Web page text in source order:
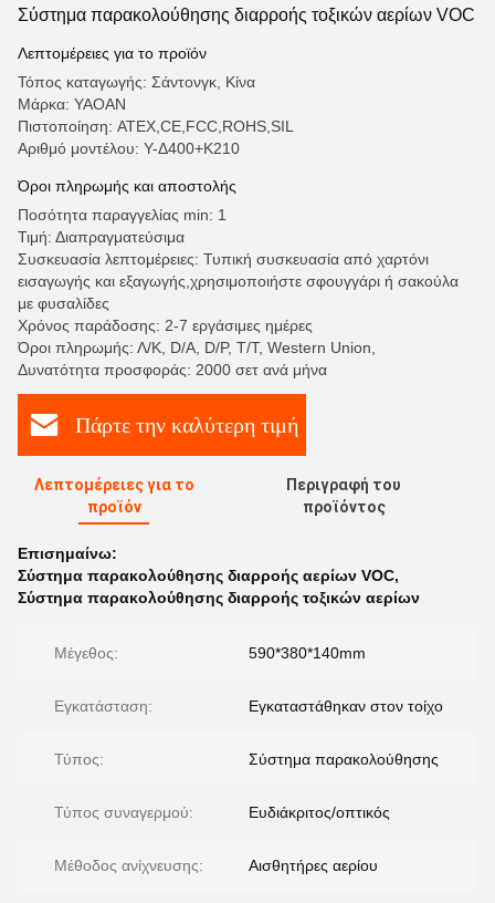
Σύστημα παρακολούθησης διαρροής τοξικών αερίων VOC
Λεπτομέρειες για το προϊόν
Τόπος καταγωγής: Σάντονγκ, Κίνα
Μάρκα: YAOAN
Πιστοποίηση: ATEX,CE,FCC,ROHS,SIL
Αριθμό μοντέλου: Υ-Δ400+Κ210
Όροι πληρωμής και αποστολής
Ποσότητα παραγγελίας min: 1
Τιμή: Διαπραγματεύσιμα
Συσκευασία λεπτομέρειες: Τυπική συσκευασία από χαρτόνι
εισαγωγής και εξαγωγής,χρησιμοποιήστε σφουγγάρι ή σακούλα
με φυσαλίδες
Χρόνος παράδοσης: 2-7 εργάσιμες ημέρες
Όροι πληρωμής: Λ/Κ, D/A, D/P, T/T, Western Union,
Δυνατότητα προσφοράς: 2000 σετ ανά μήνα
Πάρτε την καλύτερη τιμή
Λεπτομέρειες για το
προϊόν
Περιγραφή του
προϊόντος
Επισημαίνω:
Σύστημα παρακολούθησης διαρροής αερίων VOC,
Σύστημα παρακολούθησης διαρροής τοξικών αερίων
Μέγεθος: 590*380*140mm
Εγκατάσταση: Εγκαταστάθηκαν στον τοίχο
Τύπος: Σύστημα παρακολούθησης
Τύπος συναγερμού: Ευδιάκριτος/οπτικός
Μέθοδος ανίχνευσης: Αισθητήρες αερίου